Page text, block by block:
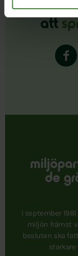
Dela
att
I september
miljön främst
besluten ska